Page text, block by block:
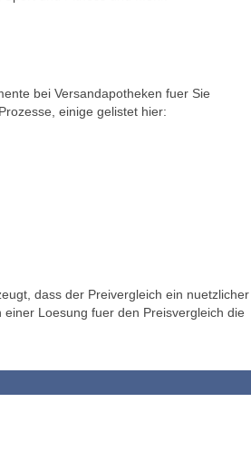
bei Versandapotheken fuer Sie
einige gelistet hier:
dass der Preivergleich ein nuetzlicher
Loesung fuer den Preisvergleich die